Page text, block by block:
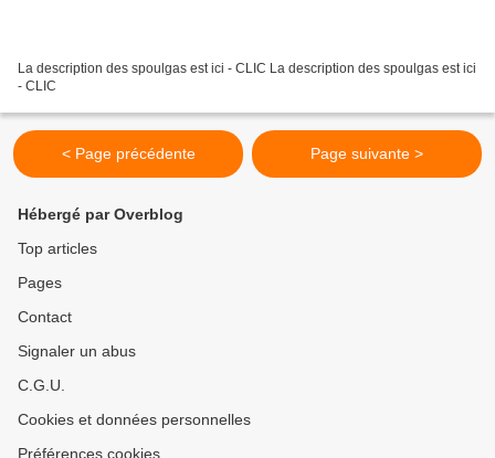
La description des spoulgas est ici - CLIC La description des spoulgas est ici
- CLIC
< Page précédente Page suivante >
Hébergé par Overblog
Top articles
Pages
Contact
Signaler un abus
C.G.U.
Cookies et données personnelles
Préférences cookies